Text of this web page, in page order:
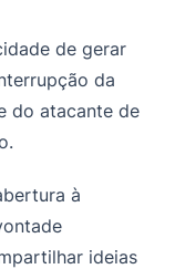
de gerar
da
do atacante de
à
ideias